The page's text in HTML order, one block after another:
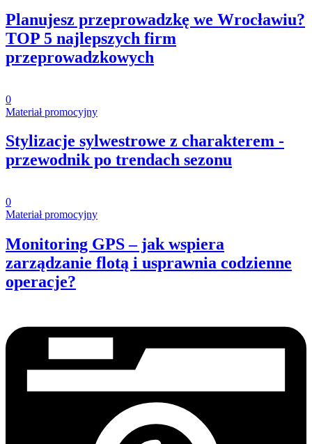
Planujesz przeprowadzkę we Wrocławiu?
TOP 5 najlepszych firm
przeprowadzkowych
0
Materiał promocyjny
Stylizacje sylwestrowe z charakterem -
przewodnik po trendach sezonu
0
Materiał promocyjny
Monitoring GPS – jak wspiera
zarządzanie flotą i usprawnia codzienne
operacje?